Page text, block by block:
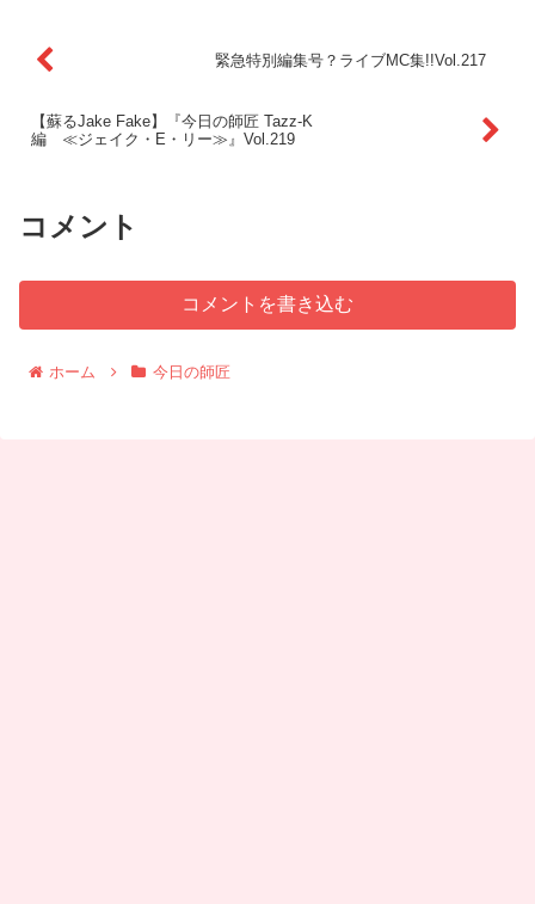
緊急特別編集号？ライブMC集!!Vol.217
【蘇るJake Fake】『今日の師匠 Tazz-K
編 ≪ジェイク・E・リー≫』Vol.219
コメント
コメントを書き込む
ホーム 今日の師匠